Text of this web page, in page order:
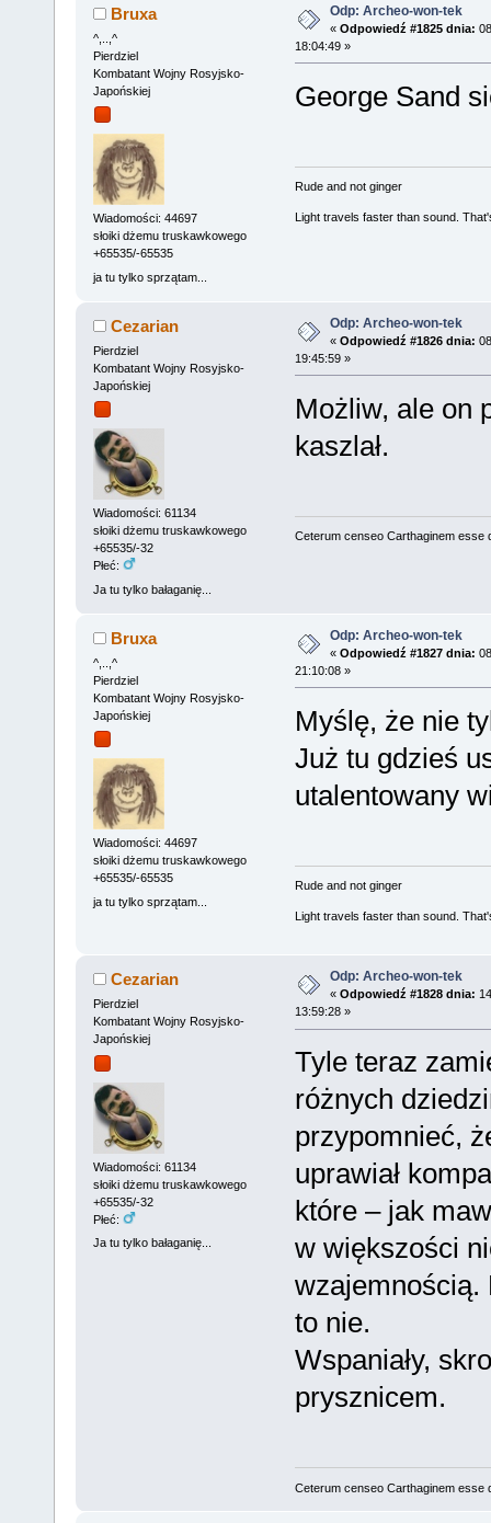
Bruxa
^,..,^
Pierdziel
Kombatant Wojny Rosyjsko-
Japońskiej
Wiadomości: 44697
słoiki dżemu truskawkowego
+65535/-65535
ja tu tylko sprzątam...
Odp: Archeo-won-tek
« Odpowiedź #1825 dnia:
18:04:49 »
George Sand
Rude and not ginger
Light travels faster than sound.
Cezarian
Pierdziel
Kombatant Wojny Rosyjsko-
Japońskiej
Wiadomości: 61134
słoiki dżemu truskawkowego
+65535/-32
Płeć:
Ja tu tylko bałaganię...
Odp: Archeo-won-tek
« Odpowiedź #1826 dnia:
19:45:59 »
Możliw, ale on
kaszlał.
Ceterum censeo Carthaginem esse
Bruxa
^,..,^
Pierdziel
Kombatant Wojny Rosyjsko-
Japońskiej
Wiadomości: 44697
słoiki dżemu truskawkowego
+65535/-65535
ja tu tylko sprzątam...
Odp: Archeo-won-tek
« Odpowiedź #1827 dnia:
21:10:08 »
Myślę, że nie
Już tu gdzieś
utalentowany
Rude and not ginger
Light travels faster than sound.
Cezarian
Pierdziel
Kombatant Wojny Rosyjsko-
Japońskiej
Wiadomości: 61134
słoiki dżemu truskawkowego
+65535/-32
Płeć:
Ja tu tylko bałaganię...
Odp: Archeo-won-tek
« Odpowiedź #1828 dnia:
13:59:28 »
Tyle teraz
różnych
przypomnieć,
uprawiał
które – jak
w większości
wzajemnością.
to nie.
Wspaniały,
prysznicem.
Ceterum censeo Carthaginem esse